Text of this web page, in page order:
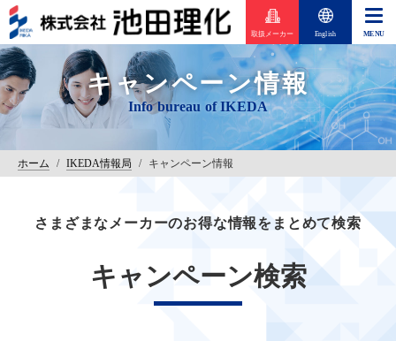
取扱メーカー English
キャンペーン情報
ホーム / IKEDA情報局 / キャンペーン情報
さまざまなメーカーのお得な情報をまとめて検索
キャンペーン検索